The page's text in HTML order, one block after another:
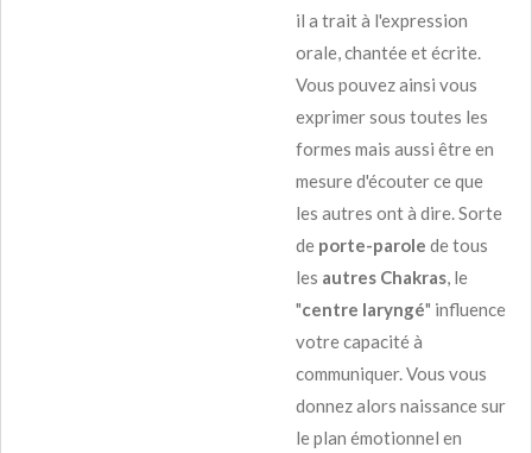
il a trait à l'expression
orale, chantée et écrite.
Vous pouvez ainsi vous
exprimer sous toutes les
formes mais aussi être en
mesure d'écouter ce que
les autres ont à dire. Sorte
de porte-parole de tous
les autres Chakras, le
"centre laryngé" influence
votre capacité à
communiquer. Vous vous
donnez alors naissance sur
le plan émotionnel en